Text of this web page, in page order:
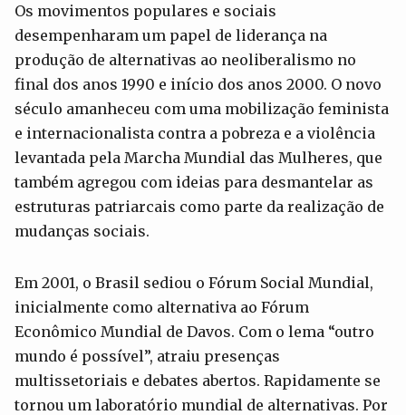
Os movimentos populares e sociais
desempenharam um papel de liderança na
produção de alternativas ao neoliberalismo no
final dos anos 1990 e início dos anos 2000. O novo
século amanheceu com uma mobilização feminista
e internacionalista contra a pobreza e a violência
levantada pela Marcha Mundial das Mulheres, que
também agregou com ideias para desmantelar as
estruturas patriarcais como parte da realização de
mudanças sociais.
Em 2001, o Brasil sediou o Fórum Social Mundial,
inicialmente como alternativa ao Fórum
Econômico Mundial de Davos. Com o lema “outro
mundo é possível”, atraiu presenças
multissetoriais e debates abertos. Rapidamente se
tornou um laboratório mundial de alternativas. Por